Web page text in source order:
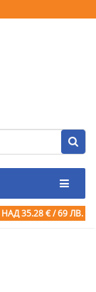
НАД 35.28 € / 69 ЛВ.